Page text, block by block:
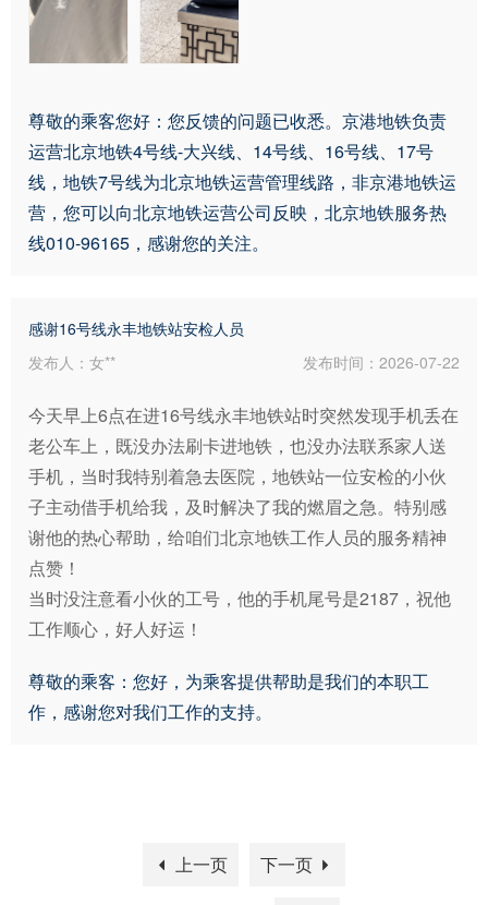
尊敬的乘客您好：您反馈的问题已收悉。京港地铁负责
运营北京地铁4号线-大兴线、14号线、16号线、17号
线，地铁7号线为北京地铁运营管理线路，非京港地铁运
营，您可以向北京地铁运营公司反映，北京地铁服务热
线010-96165，感谢您的关注。
感谢16号线永丰地铁站安检人员
发布人：女**
发布时间：2026-07-22
今天早上6点在进16号线永丰地铁站时突然发现手机丢在
老公车上，既没办法刷卡进地铁，也没办法联系家人送
手机，当时我特别着急去医院，地铁站一位安检的小伙
子主动借手机给我，及时解决了我的燃眉之急。特别感
谢他的热心帮助，给咱们北京地铁工作人员的服务精神
点赞！
当时没注意看小伙的工号，他的手机尾号是2187，祝他
工作顺心，好人好运！
尊敬的乘客：您好，为乘客提供帮助是我们的本职工
作，感谢您对我们工作的支持。
上一页 下一页